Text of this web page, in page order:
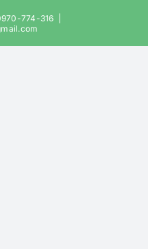
774-316